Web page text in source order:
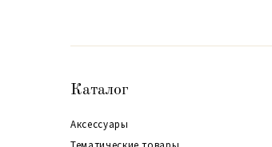
Каталог
Аксессуары